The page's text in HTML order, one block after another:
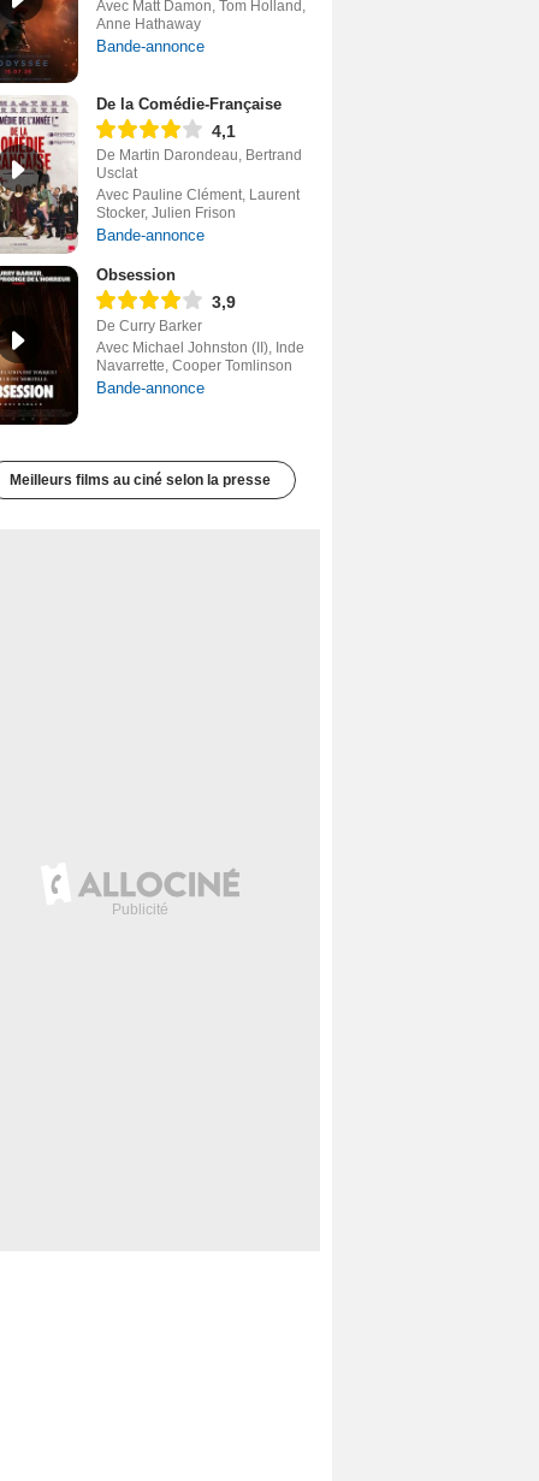
Avec Matt Damon, Tom Holland,
Anne Hathaway
Bande-annonce
De la Comédie-Française
4,1
De Martin Darondeau, Bertrand
Usclat
Avec Pauline Clément, Laurent
Stocker, Julien Frison
Bande-annonce
Obsession
3,9
De Curry Barker
Avec Michael Johnston (II), Inde
Navarrette, Cooper Tomlinson
Bande-annonce
Meilleurs films au ciné selon la presse